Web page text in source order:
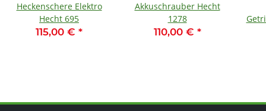
Heckenschere Elektro
Hecht 695
115,00 € *
Akkuschrauber Hecht
1278
110,00 € *